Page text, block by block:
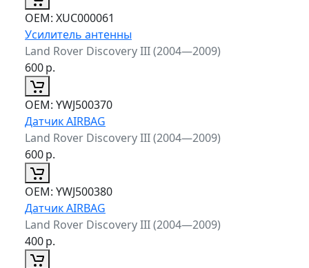
ОЕМ: XUC000061
Усилитель антенны
Land Rover Discovery III (2004—2009)
600р.
ОЕМ: YWJ500370
Датчик AIRBAG
Land Rover Discovery III (2004—2009)
600р.
ОЕМ: YWJ500380
Датчик AIRBAG
Land Rover Discovery III (2004—2009)
400р.